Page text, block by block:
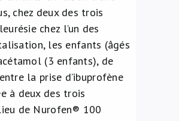
chez deux des trois
chez l’un des
les enfants (âgés
(3 enfants), de
la prise d’ibuprofène
à deux des trois
de Nurofen® 100